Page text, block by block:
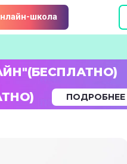
школа
ПОДРОБНЕЕ